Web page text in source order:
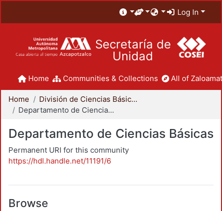
Log In
Secretaría de
Unidad
Home Communities & Collections All of
Home
División de Ciencias Básicas e Ingeniería
Departamento de Ciencias Básicas
Departamento de Ciencias Básicas
Permanent URI for this community
https://hdl.handle.net/11191/6
Browse